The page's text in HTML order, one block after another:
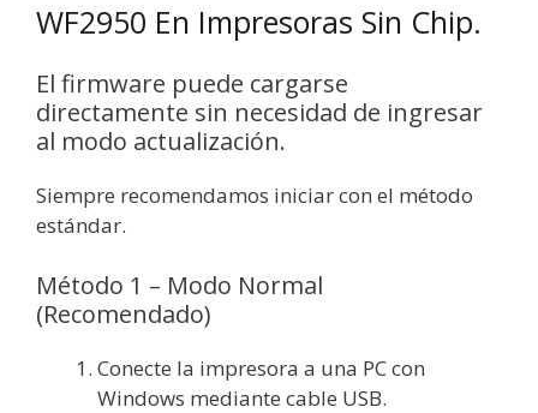
WF2950 En Impresoras Sin Chip.
El firmware puede cargarse
directamente sin necesidad de ingresar
al modo actualización.
Siempre recomendamos iniciar con el método
estándar.
Método 1 – Modo Normal
(Recomendado)
Conecte la impresora a una PC con
Windows mediante cable USB.